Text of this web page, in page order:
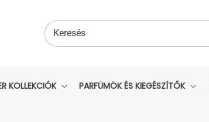
Keresés
KOLLEKCIÓK PARFÜMÖK ÉS KIEGÉSZÍTŐK